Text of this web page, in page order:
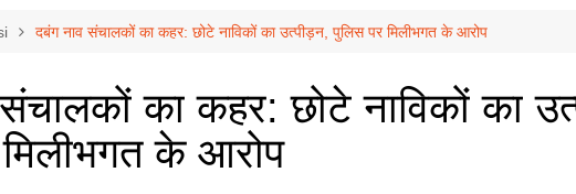
पटना
कानपुर
आज़मगढ़
ग़ाज़ीपुर
टेनिस
मिर्च मसाला
ऑटो मोबाइल
दबंग नाव संचालकों का कहर: छोटे नाविकों का उत्पीड़न, पुलिस पर मिलीभगत के आरोप
का कहर: छोटे नाविकों का
के आरोप